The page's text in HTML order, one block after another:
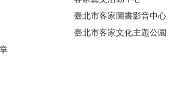
臺北市客家圖書影音中心
臺北市客家文化主題公園